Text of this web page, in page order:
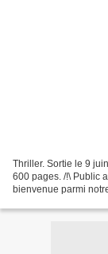
Thriller. Sortie le 9
600 pages. /!\ Public
bienvenue parmi